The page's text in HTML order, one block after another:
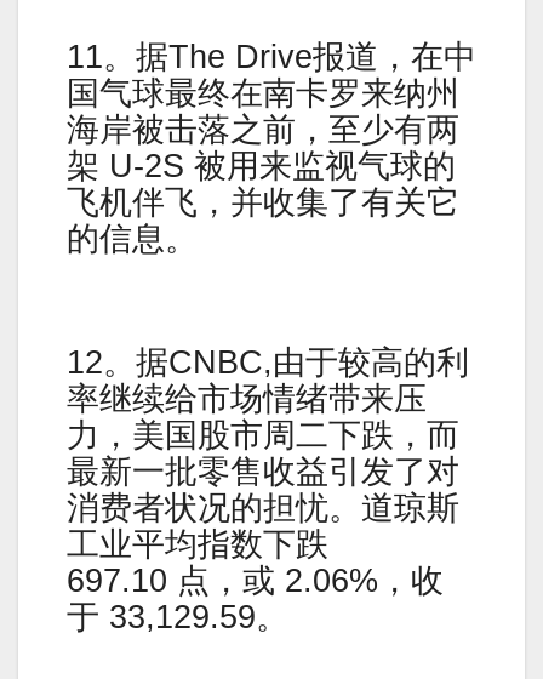
11。据The Drive报道，在中
国气球最终在南卡罗来纳州
海岸被击落之前，至少有两
架 U-2S 被用来监视气球的
飞机伴飞，并收集了有关它
的信息。
12。据CNBC,由于较高的利
率继续给市场情绪带来压
力，美国股市周二下跌，而
最新一批零售收益引发了对
消费者状况的担忧。道琼斯
工业平均指数下跌
697.10 点，或 2.06%，收
于 33,129.59。